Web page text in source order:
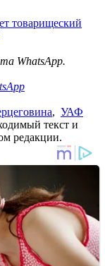
товарищеский
WhatsApp.
, УАФ
текст и
редакции.